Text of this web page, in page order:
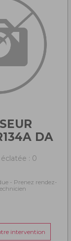
DA
: 0
- Prenez rendez-
intervention